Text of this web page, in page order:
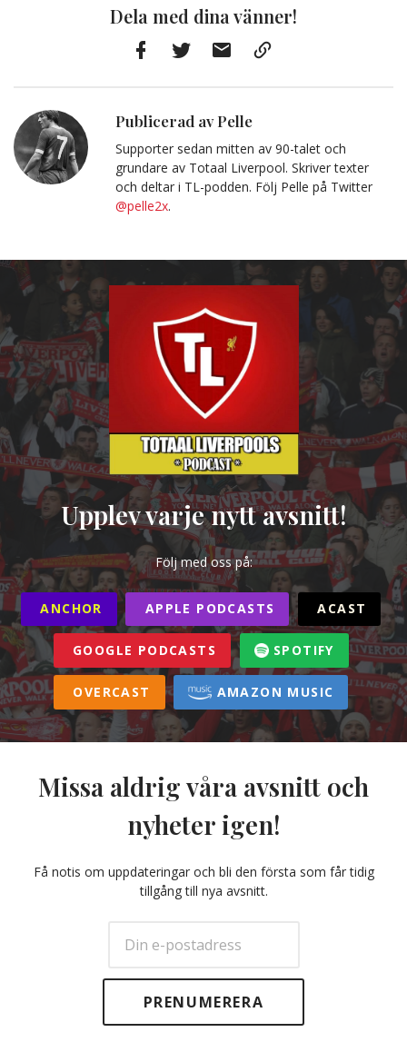
Dela med dina vänner!
Publicerad av Pelle
Supporter sedan mitten av 90-talet och
grundare av Totaal Liverpool. Skriver texter
och deltar i TL-podden. Följ Pelle på Twitter
@pelle2x.
Upplev varje nytt avsnitt!
Följ med oss på:
ANCHOR APPLE PODCASTS ACAST
GOOGLE PODCASTS SPOTIFY
OVERCAST AMAZON MUSIC
Missa aldrig våra avsnitt och
nyheter igen!
Få notis om uppdateringar och bli den första som får tidig
tillgång till nya avsnitt.